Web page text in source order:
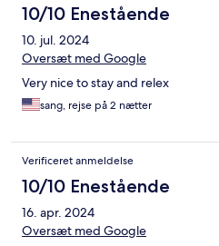
10/10 Enestående
10. jul. 2024
Oversæt med Google
Very nice to stay and relex
sang, rejse på 2 nætter
Verificeret anmeldelse
10/10 Enestående
16. apr. 2024
Oversæt med Google